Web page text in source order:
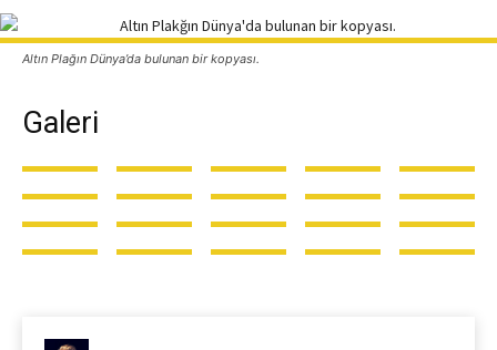
Altın Plağın Dünya’da bulunan bir kopyası.
Galeri